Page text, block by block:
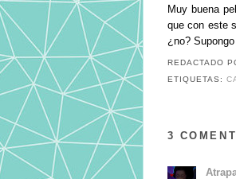
Muy buena
que con este
¿no?
REDACTADO
ETIQUETAS:
3